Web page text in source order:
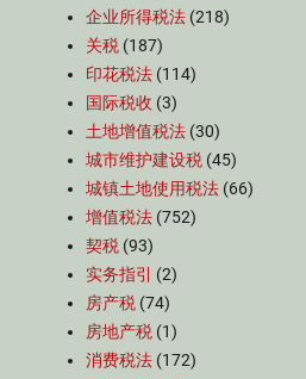
企业所得税法 (218)
关税 (187)
印花税法 (114)
国际税收 (3)
土地增值税法 (30)
城市维护建设税 (45)
城镇土地使用税法 (66)
增值税法 (752)
契税 (93)
实务指引
(2)
房产税 (74)
房地产税 (1)
消费税法 (172)